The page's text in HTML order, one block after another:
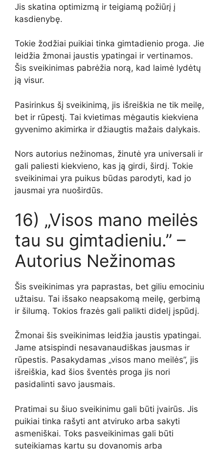
Jis skatina optimizmą ir teigiamą požiūrį į
kasdienybę.
Tokie žodžiai puikiai tinka gimtadienio proga. Jie
leidžia žmonai jaustis ypatingai ir vertinamos.
Šis sveikinimas pabrėžia norą, kad laimė lydėtų
ją visur.
Pasirinkus šį sveikinimą, jis išreiškia ne tik meilę,
bet ir rūpestį. Tai kvietimas mėgautis kiekviena
gyvenimo akimirka ir džiaugtis mažais dalykais.
Nors autorius nežinomas, žinutė yra universali ir
gali paliesti kiekvieno, kas ją girdi, širdį. Tokie
sveikinimai yra puikus būdas parodyti, kad jo
jausmai yra nuoširdūs.
16) „Visos mano meilės
tau su gimtadieniu.” –
Autorius Nežinomas
Šis sveikinimas yra paprastas, bet giliu emociniu
užtaisu. Tai išsako neapsakomą meilę, gerbimą
ir šilumą. Tokios frazės gali palikti didelį įspūdį.
Žmonai šis sveikinimas leidžia jaustis ypatingai.
Jame atsispindi nesavanaudiškas jausmas ir
rūpestis. Pasakydamas „visos mano meilės”, jis
išreiškia, kad šios šventės proga jis nori
pasidalinti savo jausmais.
Pratimai su šiuo sveikinimu gali būti įvairūs. Jis
puikiai tinka rašyti ant atviruko arba sakyti
asmeniškai. Toks pasveikinimas gali būti
suteikiamas kartu su dovanomis arba